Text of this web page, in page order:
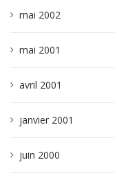
mai 2002
mai 2001
avril 2001
janvier 2001
juin 2000